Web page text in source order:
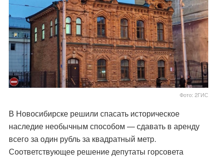
Фото: 2ГИС
В Новосибирске решили спасать историческое
наследие необычным способом — сдавать в аренду
всего за один рубль за квадратный метр.
Соответствующее решение депутаты горсовета